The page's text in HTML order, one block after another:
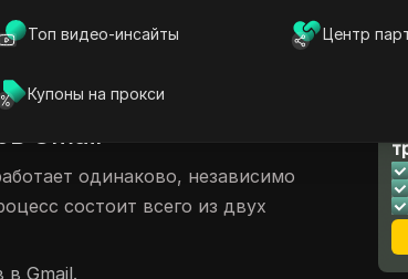
Топ видео-инсайты Центр
Купоны на прокси
если интересно,
Gmail
одинаково, независимо
состоит всего из двух
в Gmail.